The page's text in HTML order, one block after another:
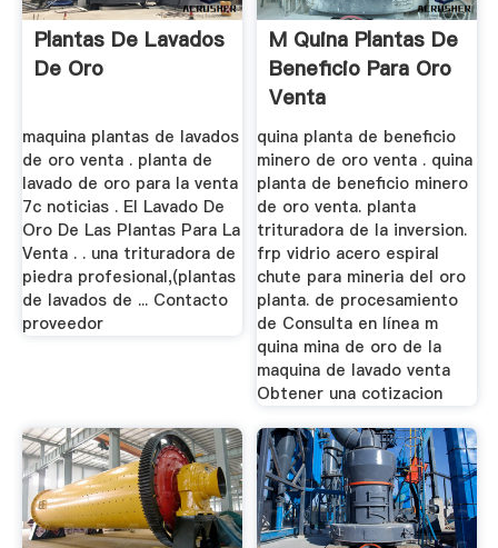
Plantas De Lavados
De Oro
maquina plantas de lavados
de oro venta . planta de
lavado de oro para la venta
7c noticias . El Lavado De
Oro De Las Plantas Para La
Venta . . una trituradora de
piedra profesional,(plantas
de lavados de ... Contacto
proveedor
M Quina Plantas De
Beneficio Para Oro
Venta
quina planta de beneficio
minero de oro venta . quina
planta de beneficio minero
de oro venta. planta
trituradora de la inversion.
frp vidrio acero espiral
chute para mineria del oro
planta. de procesamiento
de Consulta en línea m
quina mina de oro de la
maquina de lavado venta
Obtener una cotizacion